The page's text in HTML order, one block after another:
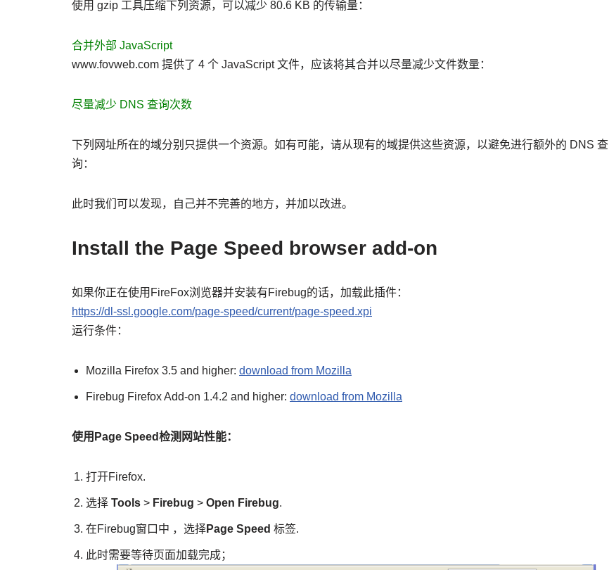
使用 gzip 工具压缩下列资源，可以减少 80.6 KB 的传输量：
合并外部 JavaScript
www.fovweb.com 提供了 4 个 JavaScript 文件，应该将其合并以尽量减少文件数量：
尽量减少 DNS 查询次数
下列网址所在的域分别只提供一个资源。如有可能，请从现有的域提供这些资源，以避免进行额外的 DNS 查
询：
此时我们可以发现，自己并不完善的地方，并加以改进。
Install the Page Speed browser add-on
如果你正在使用FireFox浏览器并安装有Firebug的话，加载此插件：
https://dl-ssl.google.com/page-speed/current/page-speed.xpi
运行条件：
Mozilla Firefox 3.5 and higher: download from Mozilla
Firebug Firefox Add-on 1.4.2 and higher: download from Mozilla
使用Page Speed检测网站性能：
打开Firefox.
选择 Tools > Firebug > Open Firebug.
在Firebug窗口中 ，选择Page Speed 标签.
此时需要等待页面加载完成；